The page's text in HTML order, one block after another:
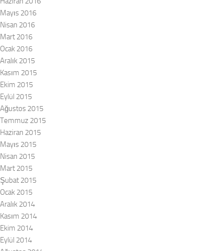
Mayıs 2016
Nisan 2016
Mart 2016
Ocak 2016
Aralık 2015
Kasım 2015
Ekim 2015
Eylül 2015
Ağustos 2015
Temmuz 2015
Haziran 2015
Mayıs 2015
Nisan 2015
Mart 2015
Şubat 2015
Ocak 2015
Aralık 2014
Kasım 2014
Ekim 2014
Eylül 2014